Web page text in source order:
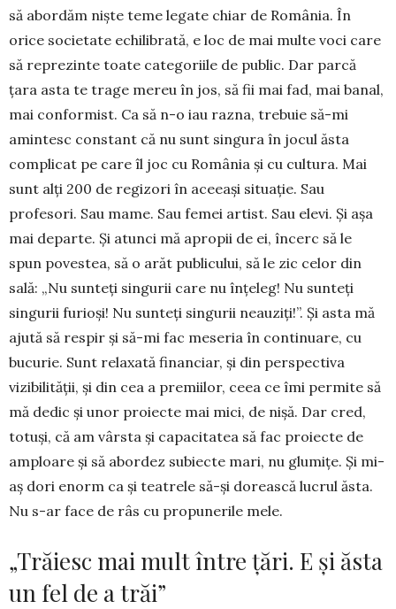
să abordăm niște teme le­gate chiar de România. În
orice so­cie­tate echilibrată, e loc de mai multe voci care
să reprezinte toate catego­rii­le de public. Dar parcă
țara asta te tra­ge mereu în jos, să fii mai fad, mai ba­nal,
mai conformist. Ca să n-o iau razna, trebuie să-mi
amintesc constant că nu sunt singura în jocul ăsta
complicat pe care îl joc cu România și cu cultura. Mai
sunt alți 200 de regizori în aceeași situație. Sau
profesori. Sau mame. Sau femei artist. Sau elevi. Și așa
mai departe. Și atunci mă apropii de ei, încerc să le
spun povestea, să o arăt publicului, să le zic celor din
sală: „Nu sunteți singu­rii care nu înțeleg! Nu sunteți
singurii furioși! Nu sunteți singurii neauziți!”. Și asta mă
ajută să respir și să-mi fac meseria în continuare, cu
bucurie. Sunt relaxată financiar, și din perspectiva
vizibili­tă­ții, și din cea a premiilor, ceea ce îmi permite să
mă dedic și unor proiecte mai mici, de nișă. Dar cred,
totuși, că am vârsta și capacitatea să fac proiecte de
am­ploa­re și să abordez subiecte mari, nu glumițe. Și mi-
aș dori enorm ca și teatrele să-și dorească lucrul ăsta.
Nu s-ar face de râs cu propunerile mele.
„Trăiesc mai mult între țări. E și ăsta
un fel de a trăi”